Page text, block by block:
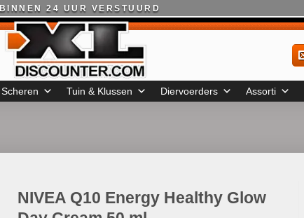
BINNEN 24 UUR VERSTUURD
Scheren Tuin & Klussen Diervoerders Assorti
NIVEA Q10 Energy Healthy Glow